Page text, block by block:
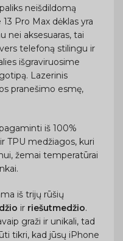
neišdildomą
Pro Max dėklas yra
nei aksesuaras, tai
telefoną stilingu ir
išgraviruosime
Lazerinis
pranešimo esmę,
iš 100%
TPU medžiagos, kuri
žemai temperatūrai
iš trijų rūšių
ir riešutmedžio.
graži ir unikali, tad
tikri, kad jūsų iPhone